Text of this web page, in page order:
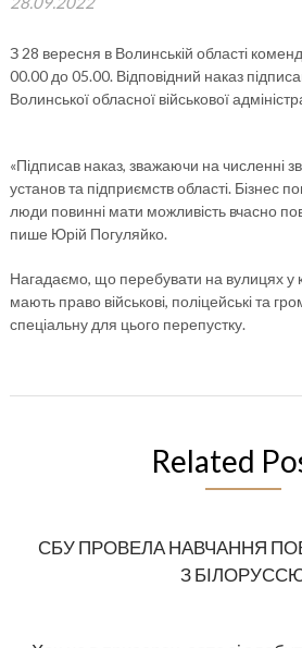
З 28 вересня в Волинській області
00.00 до 05.00. Відповідний наказ
Волинської обласної військової
«Підписав наказ, зважаючи на численні
установ та підприємств області. Бізнес
люди повинні мати можливість вчасно
пише Юрій Погуляйко.
Нагадаємо, що перебувати на вулицях у
мають право військові, поліцейські та
спеціальну для цього перепустку.
Related
СБУ ПРОВЕЛА НАВЧАННЯ
З